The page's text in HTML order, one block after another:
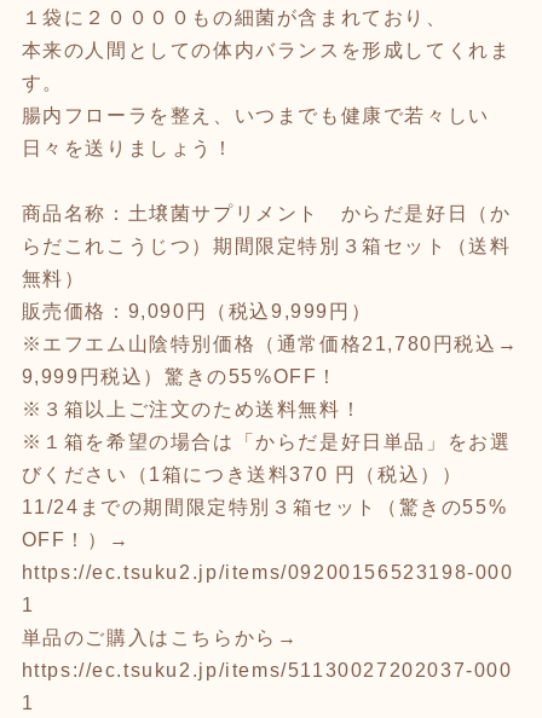
１袋に２００００もの細菌が含まれており、
本来の人間としての体内バランスを形成してくれま
す。
腸内フローラを整え、いつまでも健康で若々しい
日々を送りましょう！
商品名称：土壌菌サプリメント からだ是好日（か
らだこれこうじつ）期間限定特別３箱セット（送料
無料）
販売価格：9,090円（税込9,999円）
※エフエム山陰特別価格（通常価格21,780円税込→
9,999円税込）驚きの55%OFF！
※３箱以上ご注文のため送料無料！
※１箱を希望の場合は「からだ是好日単品」をお選
びください（1箱につき送料370 円（税込））
11/24までの期間限定特別３箱セット（驚きの55%
OFF！）→
https://ec.tsuku2.jp/items/09200156523198-000
1
単品のご購入はこちらから→
https://ec.tsuku2.jp/items/51130027202037-000
1